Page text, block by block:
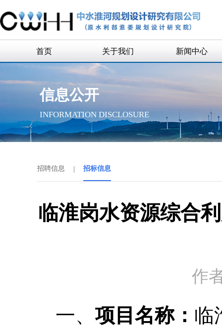
首页 关于我们
公司简介
公司领导
组织机构
历史沿革
新闻中心
通知公告
信息公开
INFORMATION DISCLOSURE
招聘信息 | 招标信息
临淮岗水资源综合
作
一、项目名称： 临